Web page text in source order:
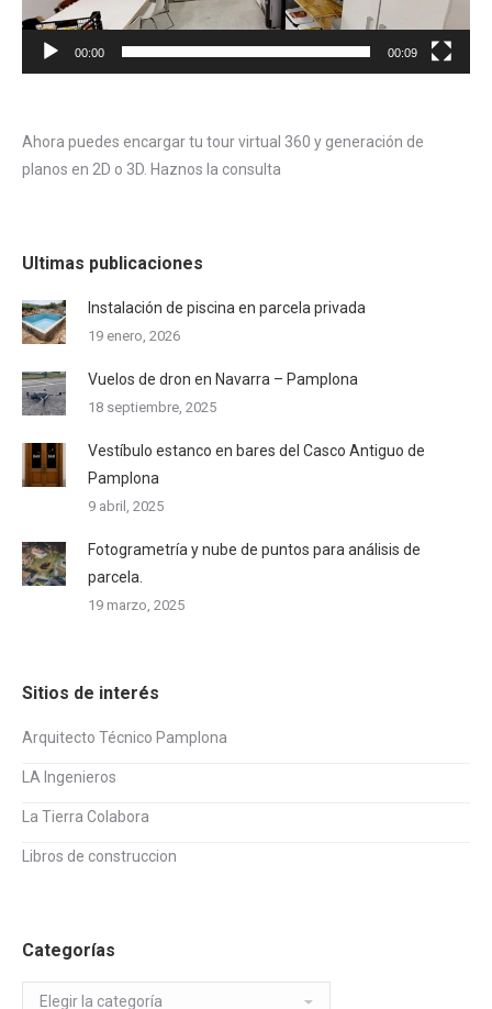
00:00 00:09
Ahora puedes encargar tu tour virtual 360 y generación de
planos en 2D o 3D. Haznos la consulta
Ultimas publicaciones
Instalación de piscina en parcela privada
19 enero, 2026
Vuelos de dron en Navarra – Pamplona
18 septiembre, 2025
Vestíbulo estanco en bares del Casco Antiguo de
Pamplona
9 abril, 2025
Fotogrametría y nube de puntos para análisis de
parcela.
19 marzo, 2025
Sitios de interés
Arquitecto Técnico Pamplona
LA Ingenieros
La Tierra Colabora
Libros de construccion
Categorías
Categorías